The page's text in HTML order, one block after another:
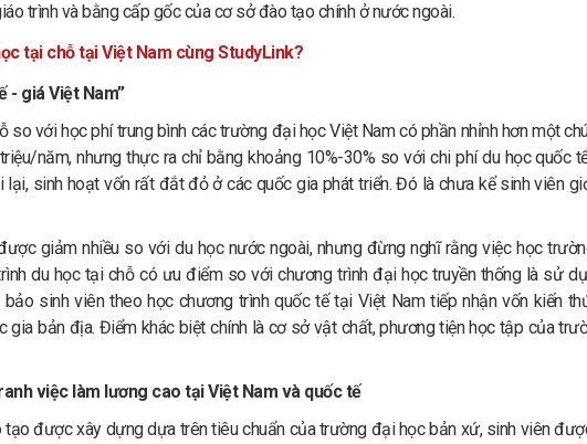
trình và bằng cấp gốc của cơ sở đào tạo chính ở nước ngoài.
tại chỗ tại Việt Nam cùng StudyLink?
- giá Việt Nam”
so với học phí trung bình các trường đại học Việt Nam có phần nhỉnh hơn một
năm, nhưng thực ra chỉ bằng khoảng 10%-30% so với chi phí du học quốc
lại, sinh hoạt vốn rất đắt đỏ ở các quốc gia phát triển. Đó là chưa kể sinh viên
giảm nhiều so với du học nước ngoài, nhưng đừng nghĩ rằng việc học
du học tại chỗ có ưu điểm so với chương trình đại học truyền thống là sử
sinh viên theo học chương trình quốc tế tại Việt Nam tiếp nhận vốn kiến
gia bản địa. Điểm khác biệt chính là cơ sở vật chất, phương tiện học tập của
việc làm lương cao tại Việt Nam và quốc tế
tạo được xây dựng dựa trên tiêu chuẩn của trường đại học bản xứ, sinh viên